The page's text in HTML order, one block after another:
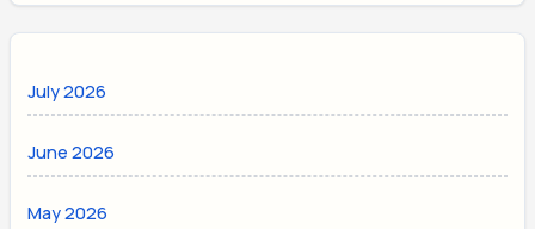
July 2026
June 2026
May 2026